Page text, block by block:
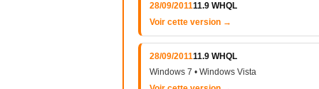
28/09/201111.9 WHQL
Voir cette version →
28/09/201111.9 WHQL
Windows 7 • Windows Vista